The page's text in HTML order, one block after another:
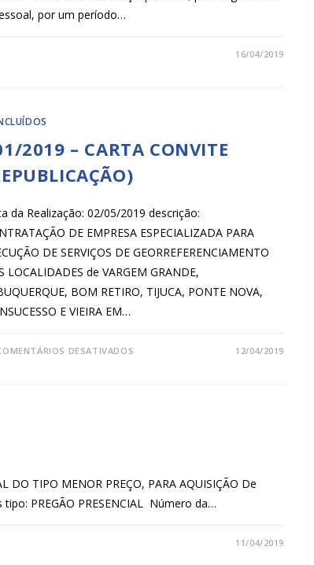
por um período…
16/04/2019
2019 – CARTA CONVITE
da Realização: 02/05/2019 descrição:
DE EMPRESA ESPECIALIZADA PARA
DE SERVIÇOS DE GEORREFERENCIAMENTO
LOCALIDADES de VARGEM GRANDE,
BOM RETIRO, TIJUCA, PONTE NOVA,
E VIEIRA EM…
DESATIVADOS 12/04/2019
DO TIPO MENOR PREÇO, PARA AQUISIÇÃO De
PREGÃO PRESENCIAL Número da…
11/04/2019